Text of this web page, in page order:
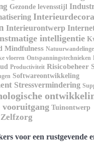
Gezonde levensstijl
Interieurontwerp
intelligentie
Mindfulness
vloeren Ontspanningstechnieken
Productiviteit Risicobeheer
Softwareontwikkeling
Stressvermindering
vooruitgang Tuinontwerp
Zelfzorg
voor een rustgevende